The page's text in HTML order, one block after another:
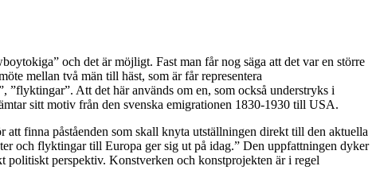
och det är möjligt. Fast man får nog säga att det var en större
mellan två män till häst, som är får representera
”flyktingar”. Att det här används om en, som också understryks i
sitt motiv från den svenska emigrationen 1830-1930 till USA.
finna påståenden som skall knyta utställningen direkt till den aktuella
och flyktingar till Europa ger sig ut på idag.” Den uppfattningen dyker
politiskt perspektiv. Konstverken och konstprojekten är i regel